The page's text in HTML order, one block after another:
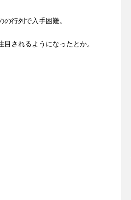
行列で入手困難。
されるようになったとか。